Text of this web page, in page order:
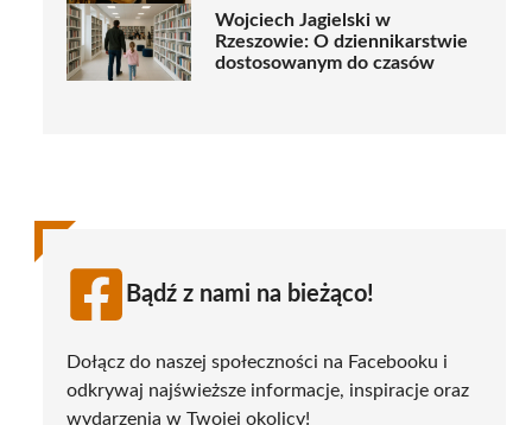
Wojciech Jagielski w
Rzeszowie: O dziennikarstwie
dostosowanym do czasów
Bądź z nami na bieżąco!
Dołącz do naszej społeczności na Facebooku i
odkrywaj najświeższe informacje, inspiracje oraz
wydarzenia w Twojej okolicy!